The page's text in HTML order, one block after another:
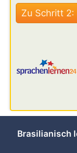
Brasilianisch